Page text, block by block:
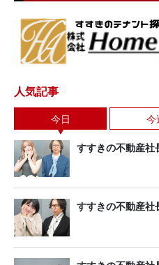
人気記事
今日 今
すすきの不動産社
すすきの不動産社